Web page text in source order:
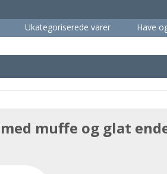
Ukategoriserede varer Have
muffe og glat